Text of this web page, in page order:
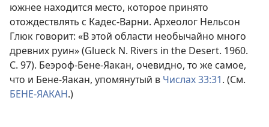
южнее находится место, которое принято
отождествлять с Кадес-Варни. Археолог Нельсон
Глюк говорит: «В этой области необычайно много
древних руин» (Glueck N. Rivers in the Desert. 1960.
С. 97). Беэроф-Бене-Яакан, очевидно, то же самое,
что и Бене-Яакан, упомянутый в Числах 33:31. (См.
БЕНЕ-ЯАКАН.)